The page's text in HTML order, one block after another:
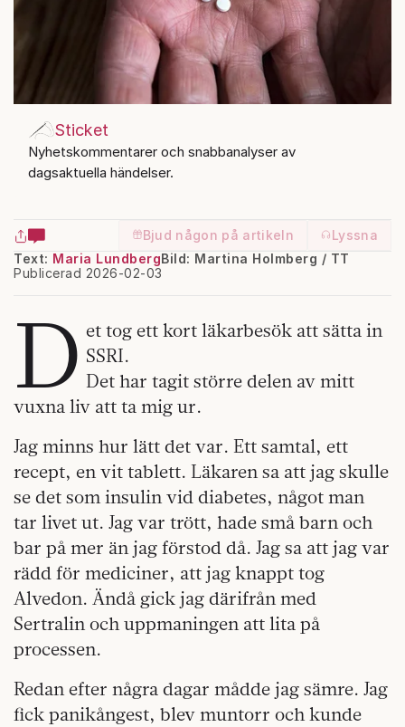
Sticket
Nyhetskommentarer och snabbanalyser av
dagsaktuella händelser.
Bjud någon på artikeln
Lyssna
Text: Maria Lundberg
Publicerad 2026-02-03
Bild: Martina Holmberg / TT
D et tog ett kort läkarbesök att sätta in
SSRI.
Det har tagit större delen av mitt
vuxna liv att ta mig ur.
Jag minns hur lätt det var. Ett samtal, ett
recept, en vit tablett. Läkaren sa att jag skulle
se det som insulin vid diabetes, något man
tar livet ut. Jag var trött, hade små barn och
bar på mer än jag förstod då. Jag sa att jag var
rädd för mediciner, att jag knappt tog
Alvedon. Ändå gick jag därifrån med
Sertralin och uppmaningen att lita på
processen.
Redan efter några dagar mådde jag sämre. Jag
fick panikångest, blev muntorr och kunde